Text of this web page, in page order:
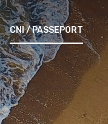
CNI / PASSEPORT